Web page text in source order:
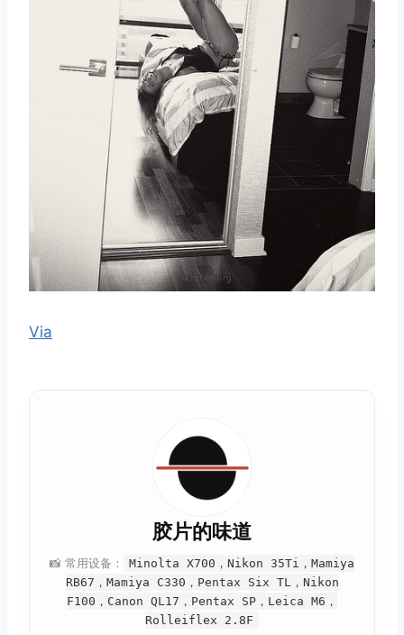
Via
胶片的味道
📸 常用设备：
Minolta X700，Nikon 35Ti，Mamiya
RB67，Mamiya C330，Pentax Six TL，Nikon
F100，Canon QL17，Pentax SP，Leica M6，
Rolleiflex 2.8F